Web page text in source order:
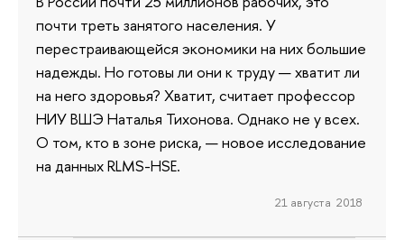
почти треть занятого населения. У
перестраивающейся экономики на них большие
надежды. Но готовы ли они к труду — хватит ли
на него здоровья? Хватит, считает профессор
НИУ ВШЭ Наталья Тихонова. Однако не у всех.
О том, кто в зоне риска, — новое исследование
на данных RLMS-HSE.
21 августа 2018